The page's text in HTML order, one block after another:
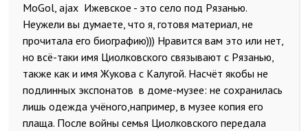
MoGol, ajax Ижевское - это село под Рязанью.
Неужели вы думаете, что я, готовя материал, не
прочитала его биографию))) Нравится вам это или нет,
но всё-таки имя Циолковского связывают с Рязанью,
также как и имя Жукова с Калугой. Насчёт якобы не
подлинных экспонатов в доме-музее: не сохранилась
лишь одежда учёного,например, в музее копия его
плаща. После войны семья Циолковского передала